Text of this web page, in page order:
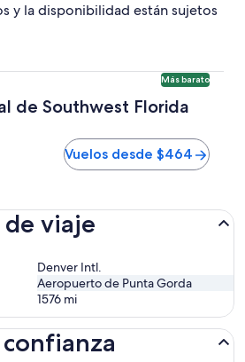
y la disponibilidad están sujetos
Más barato
de Southwest Florida
Vuelos desde $464
viaje
Denver Intl.
Aeropuerto de Punta Gorda
1576 mi